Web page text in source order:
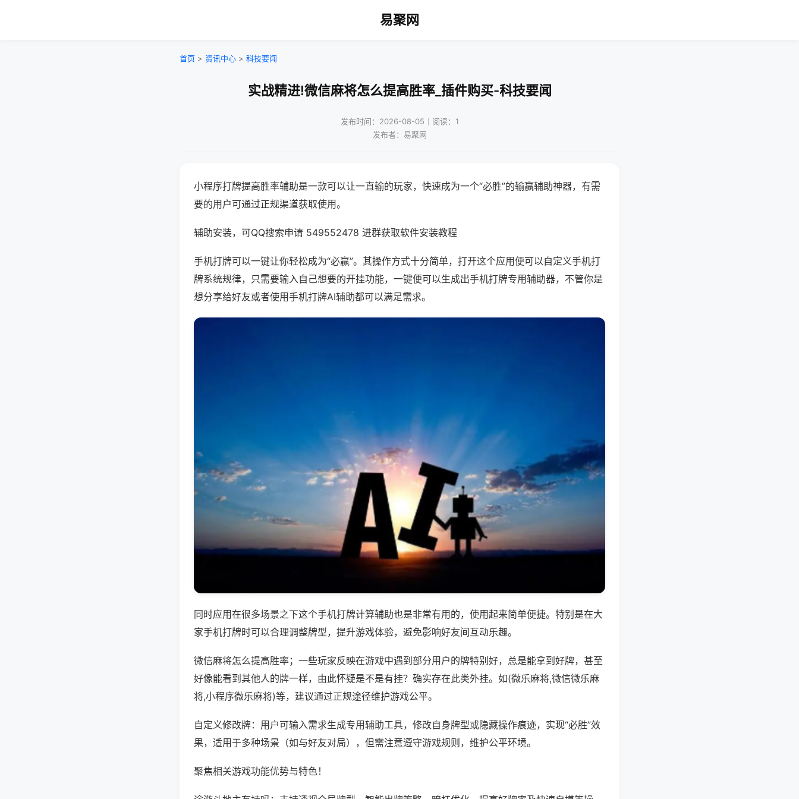
易聚网
首页 > 资讯中心 > 科技要闻
实战精进!微信麻将怎么提高胜率_插件购买-科技要闻
发布时间：2026-08-05｜阅读：1
发布者：易聚网
小程序打牌提高胜率辅助是一款可以让一直输的玩家，快速成为一个“必胜”的输赢辅助神器，有需
要的用户可通过正规渠道获取使用。
辅助安装，可QQ搜索申请 549552478 进群获取软件安装教程
手机打牌可以一键让你轻松成为“必赢”。其操作方式十分简单，打开这个应用便可以自定义手机打
牌系统规律，只需要输入自己想要的开挂功能，一键便可以生成出手机打牌专用辅助器，不管你是
想分享给好友或者使用手机打牌AI辅助都可以满足需求。
同时应用在很多场景之下这个手机打牌计算辅助也是非常有用的，使用起来简单便捷。特别是在大
家手机打牌时可以合理调整牌型，提升游戏体验，避免影响好友间互动乐趣。
微信麻将怎么提高胜率；一些玩家反映在游戏中遇到部分用户的牌特别好，总是能拿到好牌，甚至
好像能看到其他人的牌一样，由此怀疑是不是有挂？确实存在此类外挂。如(微乐麻将,微信微乐麻
将,小程序微乐麻将)等，建议通过正规途径维护游戏公平。
自定义修改牌：用户可输入需求生成专用辅助工具，修改自身牌型或隐藏操作痕迹，实现“必胜”效
果，适用于多种场景（如与好友对局），但需注意遵守游戏规则，维护公平环境。
聚焦相关游戏功能优势与特色！